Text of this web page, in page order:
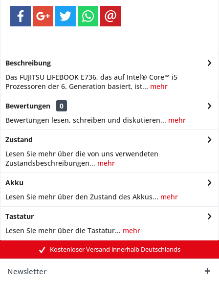
Beschreibung
Das FUJITSU LIFEBOOK E736, das auf Intel® Core™ i5
Prozessoren der 6. Generation basiert, ist... mehr
Bewertungen
0
Bewertungen lesen, schreiben und diskutieren... mehr
Zustand
Lesen Sie mehr über die von uns verwendeten
Zustandsbeschreibungen... mehr
Akku
Lesen Sie mehr über den Zustand des Akkus... mehr
Tastatur
Lesen Sie mehr über die Tastatur... mehr
Kostenloser Versand innerhalb Deutschlands
Newsletter